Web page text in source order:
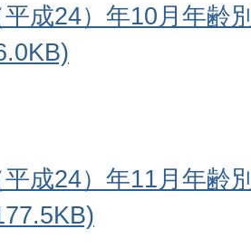
平成24）年10月年齢
平成24）年11月年齢